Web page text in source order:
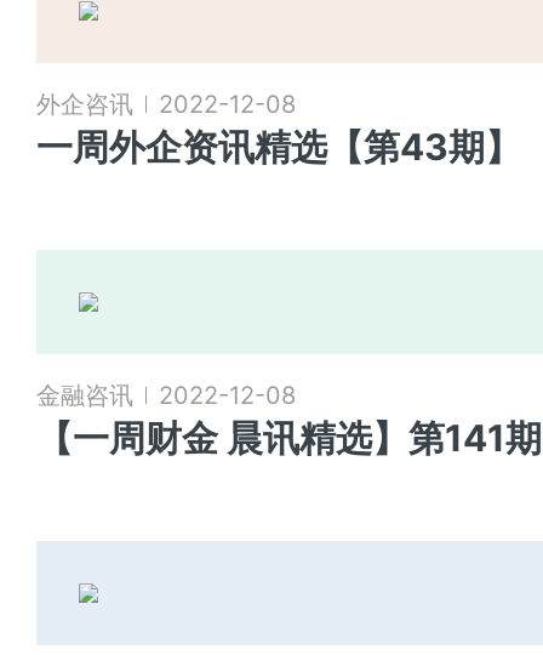
外企咨讯 2022-12-08
一周外企资讯精选【第43期】
金融咨讯 2022-12-08
【一周财金 晨讯精选】第141期